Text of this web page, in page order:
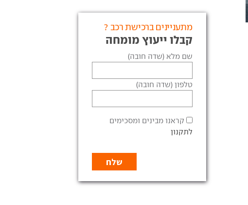
מתעניינים ברכישת רכב ?
קבלו ייעוץ מומחה
שם מלא (שדה חובה)
טלפון (שדה חובה)
קראנו מבינים ומסכימים
לתקנון